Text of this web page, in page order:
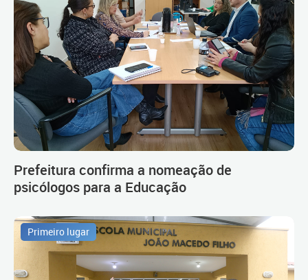
Prefeitura confirma a nomeação de
psicólogos para a Educação
Primeiro lugar